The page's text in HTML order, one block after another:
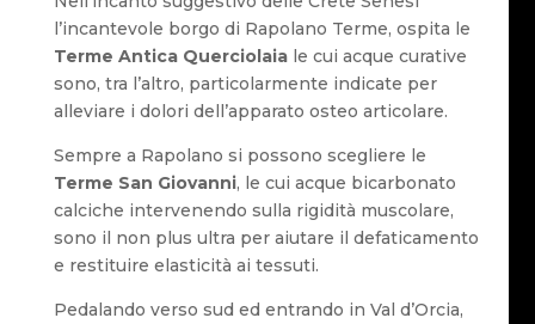
l’incantevole borgo di Rapolano Terme, ospita le
Terme Antica Querciolaiale cui acque curative
sono, tra l’altro, particolarmente indicate per
alleviare i dolori dell’apparato osteo articolare.
Sempre a Rapolano si possono scegliere le
Terme San Giovanni, le cui acque bicarbonato
calciche intervenendo sulla rigidità muscolare,
sono il non plus ultra per aiutare il defaticamento
e restituire elasticità ai tessuti.
Pedalando verso sud ed entrando in Val d’Orcia,